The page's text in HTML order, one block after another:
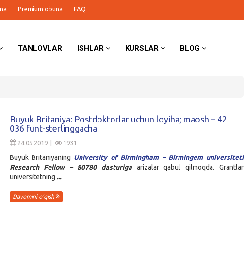
Premium obuna FAQ
TANLOVLAR ISHLAR KURSLAR BLOG
Buyuk Britaniya: Postdoktorlar uchun loyiha; maosh – 42
036 funt-sterlinggacha!
24.05.2019 | 1931
Buyuk Britaniyaning University of Birmingham – Birmingem universiteti
Research Fellow – 80780 dasturiga arizalar qabul qilmoqda. Grantlar
universitetning ...
Davomini o'qish